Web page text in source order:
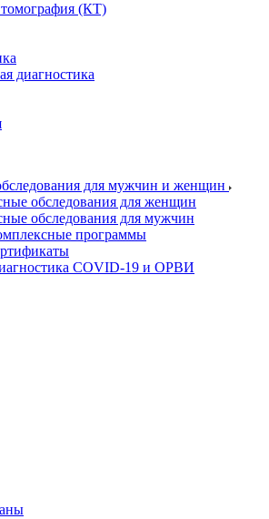
(КТ)
диагностика
для мужчин и женщин
обследования для женщин
обследования для мужчин
программы
COVID-19 и ОРВИ